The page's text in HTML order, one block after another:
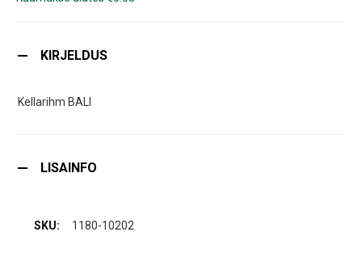
KIRJELDUS
Kellarihm BALI
LISAINFO
1180-10202